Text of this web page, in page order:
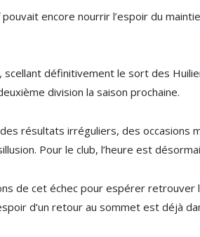
encore nourrir l’espoir du
définitivement le sort des
division la saison prochaine.
résultats irréguliers, des occasions
Pour le club, l’heure est
de cet échec pour espérer retrouver
d’un retour au sommet est déjà